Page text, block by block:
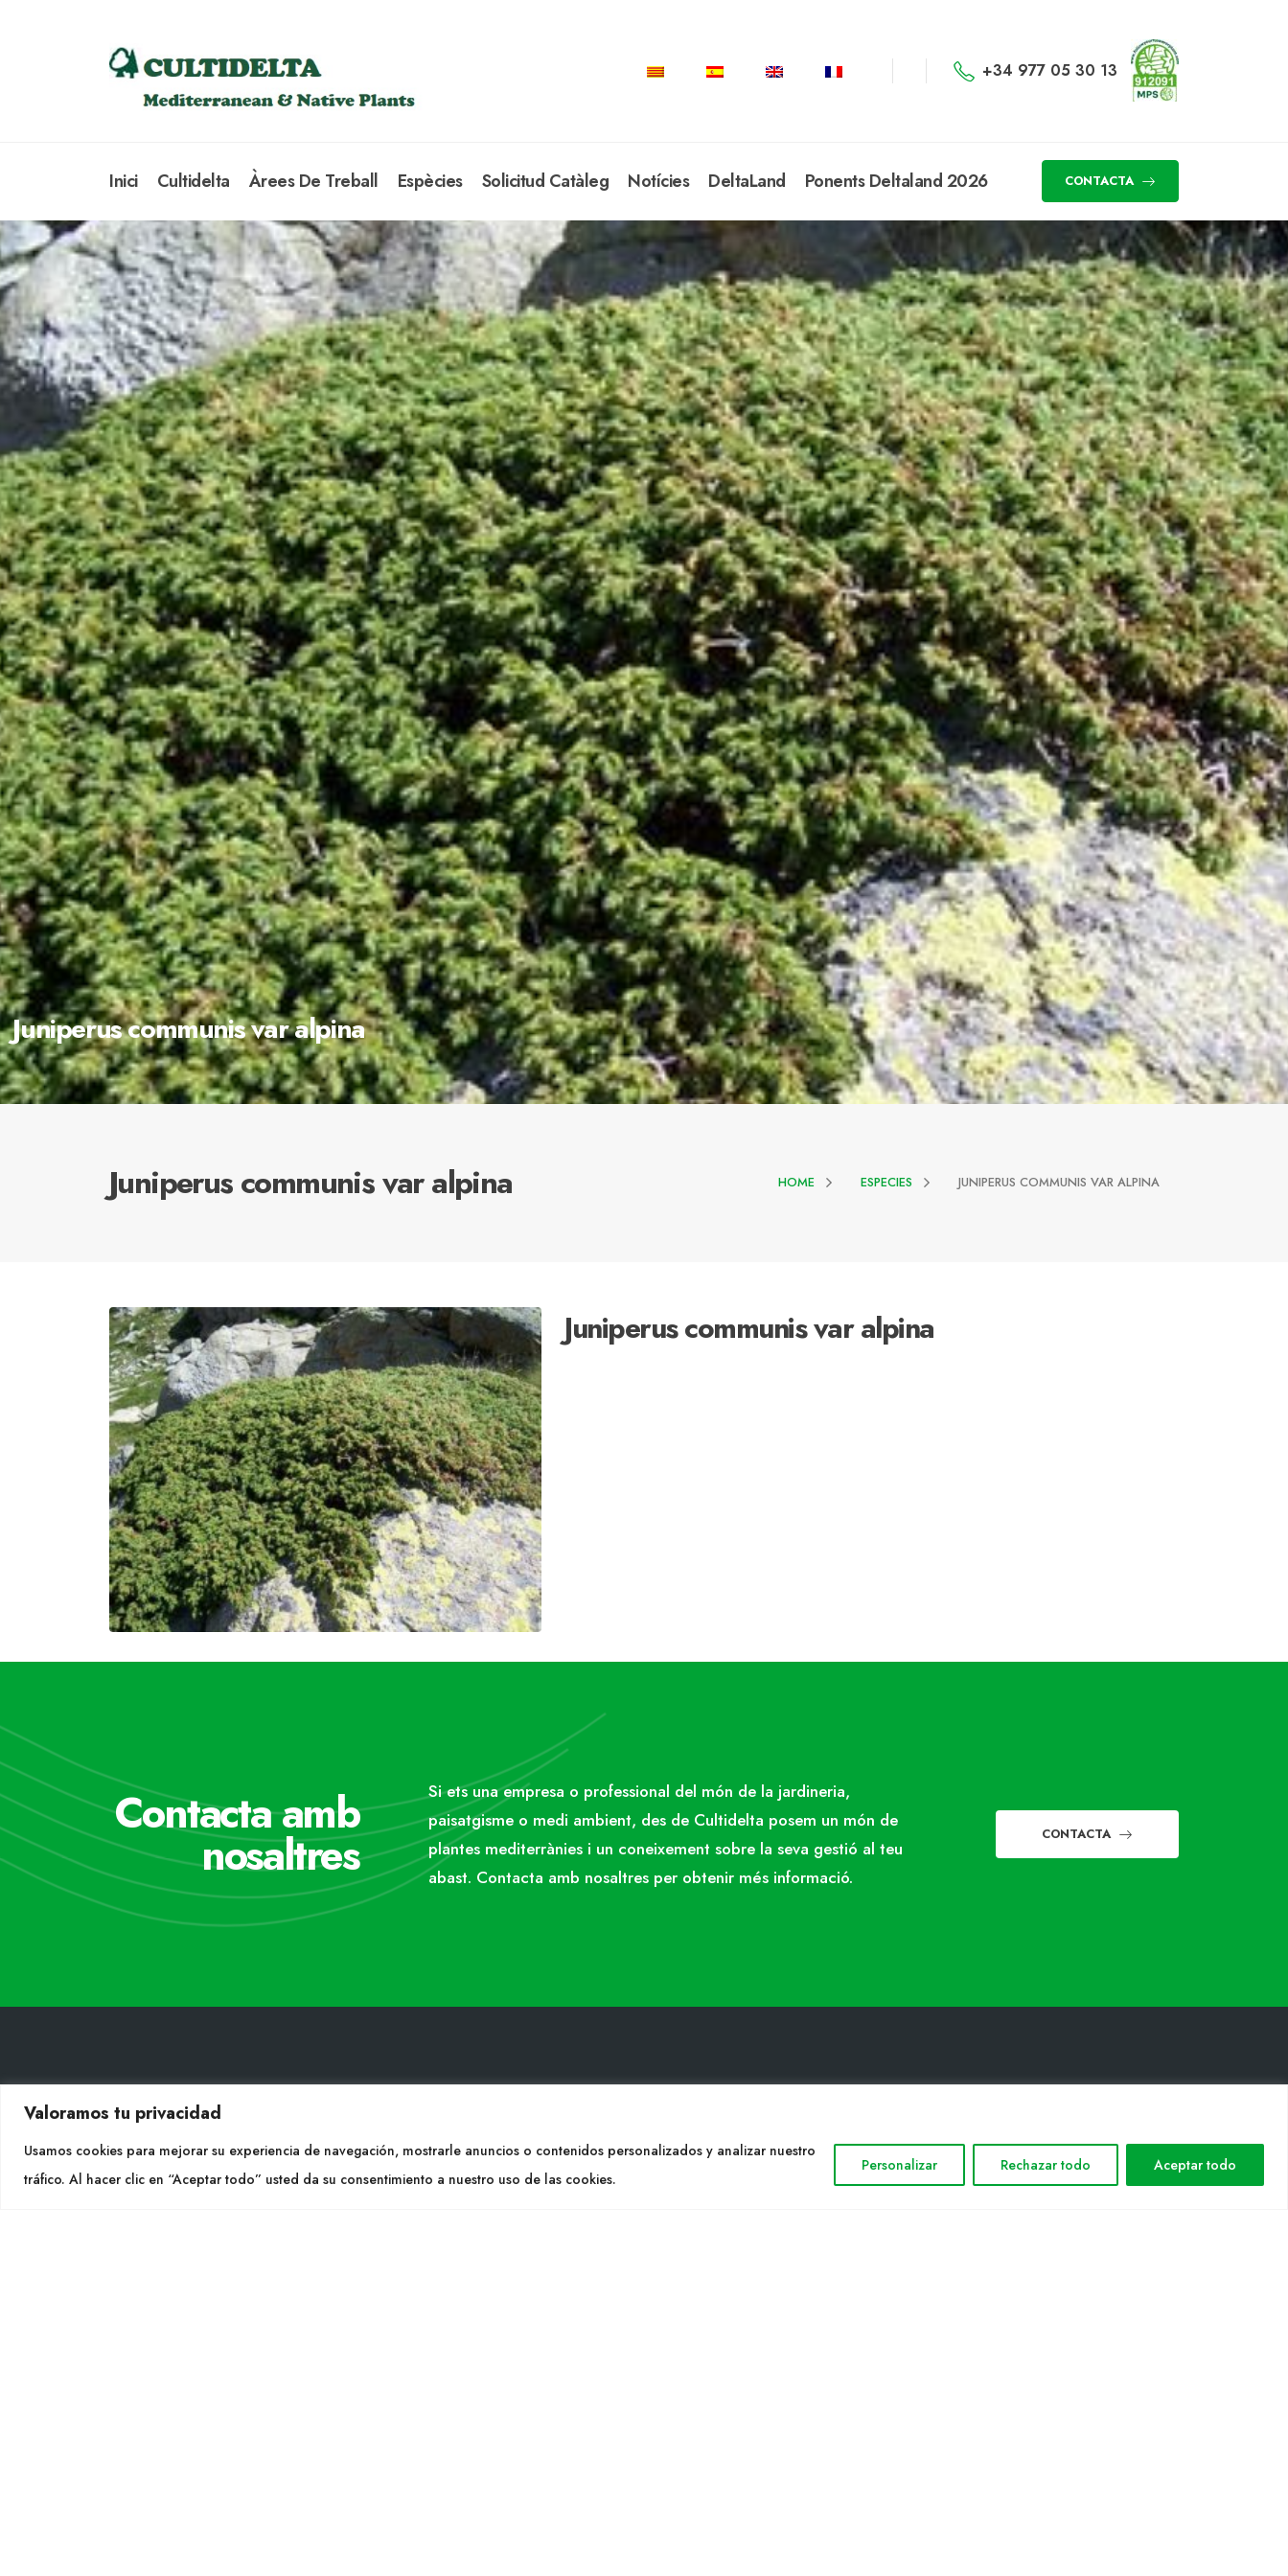
Valoramos tu privacidad
Usamos cookies para mejorar su experiencia de navegación, mostrarle anuncios o contenidos personalizados y analizar nuestro
tráfico. Al hacer clic en “Aceptar todo” usted da su consentimiento a nuestro uso de las cookies.
Personalizar Rechazar todo Aceptar todo
+34 977 05 30 13
Inici Cultidelta Àrees De Treball Espècies Solicitud Catàleg Notícies DeltaLand Ponents Deltaland 2026 CONTACTA
Juniperus communis var alpina
Juniperus communis var alpina HOME ESPECIES JUNIPERUS COMMUNIS VAR ALPINA
Juniperus communis var alpina
Contacta amb
nosaltres
Si ets una empresa o professional del món de la jardineria,
paisatgisme o medi ambient, des de Cultidelta posem un món de
plantes mediterrànies i un coneixement sobre la seva gestió al teu
abast. Contacta amb nosaltres per obtenir més informació.
CONTACTA
Tel. +34 977053013
info@cultidelta.com
Cultidelta
Avis legal
Política de privacitat